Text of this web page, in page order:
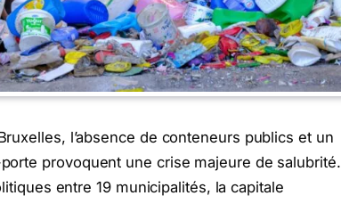
l’absence de conteneurs publics et un
provoquent une crise majeure de salubrité.
entre 19 municipalités, la capitale